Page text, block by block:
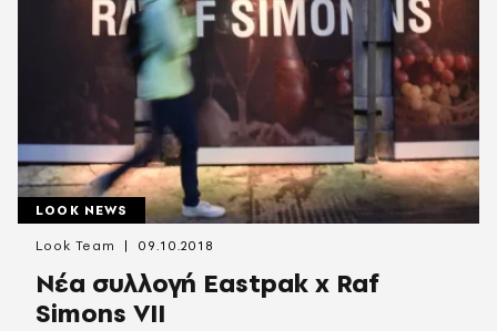
LOOK NEWS
Νέα συλλογή Eastpak x Raf
Simons VII
Look Team 09.10.2018